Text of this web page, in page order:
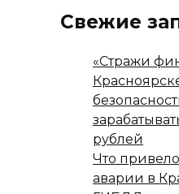
Свежие
«Стражи
рублей
Что
аварии в